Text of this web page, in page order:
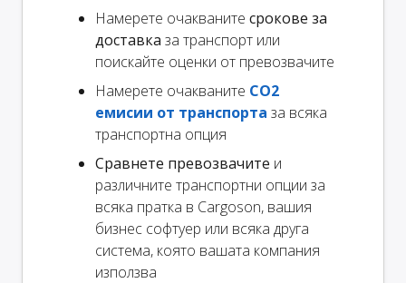
Намерете очакваните срокове за
доставка за транспорт или
поискайте оценки от превозвачите
Намерете очакваните CO2
емисии от транспорта за всяка
транспортна опция
Сравнете превозвачите и
различните транспортни опции за
всяка пратка в Cargoson, вашия
бизнес софтуер или всяка друга
система, която вашата компания
използва